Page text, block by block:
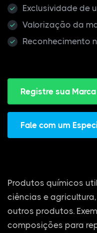
Exclusividade de
Valorização da
Reconhecimento
Registre sua Marca
Fale com um
Produtos químicos
ciências e
outros produtos.
composições para